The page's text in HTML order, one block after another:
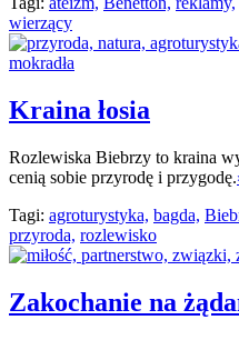
wierzący
Kraina łosia
Rozlewiska Biebrzy to kraina
cenią sobie przyrodę i przygodę.
Tagi: agroturystyka, bagda,
przyroda, rozlewisko
Zakochanie na